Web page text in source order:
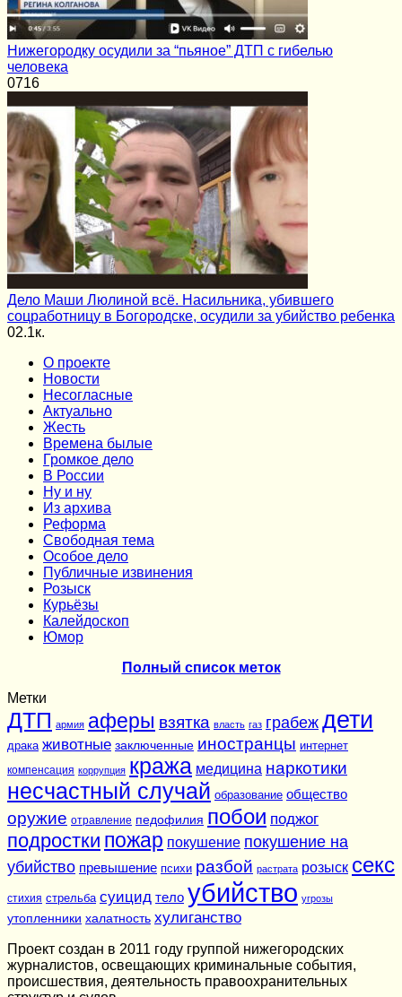
Нижегородку осудили за “пьяное” ДТП с гибелью
человека
0716
Дело Маши Люлиной всё. Насильника, убившего
соцработницу в Богородске, осудили за убийство ребенка
02.1к.
О проекте
Новости
Несогласные
Актуально
Жесть
Времена былые
Громкое дело
В России
Ну и ну
Из архива
Реформа
Cвободная тема
Особое дело
Публичные извинения
Розыск
Курьёзы
Калейдоскоп
Юмор
Полный список меток
Метки
ДТП армия аферы взятка власть газ грабеж дети
драка животные заключенные иностранцы интернет
компенсация коррупция кража медицина наркотики
несчастный случай образование общество
оружие отравление педофилия побои поджог
подростки пожар покушение покушение на
убийство превышение психи разбой растрата розыск секс
стихия стрельба суицид тело убийство угрозы
утопленники халатность хулиганство
Проект создан в 2011 году группой нижегородских
журналистов, освещающих криминальные события,
происшествия, деятельность правоохранительных